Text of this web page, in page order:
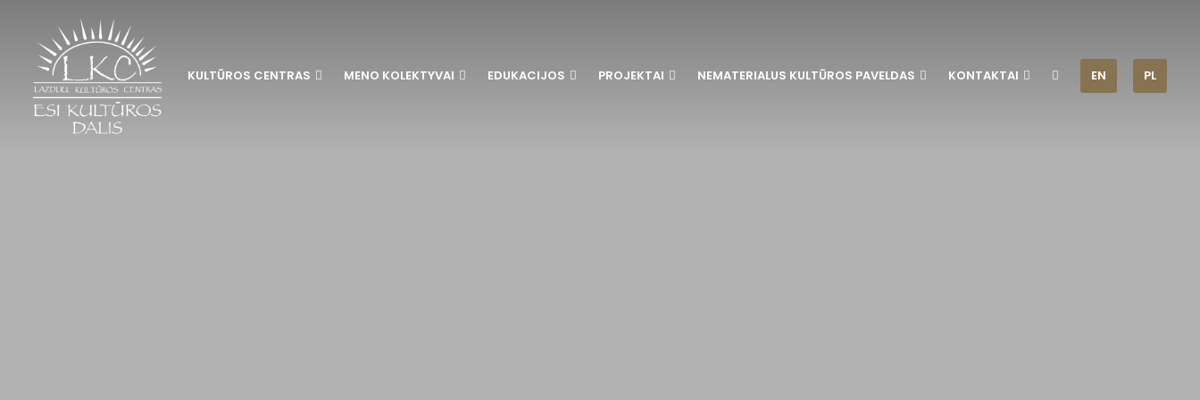
KULTŪROS CENTRAS MENO KOLEKTYVAI EDUKACIJOS PROJEKTAI NEMATERIALUS KULTŪROS PAVELDAS KONTAKTAI EN PL